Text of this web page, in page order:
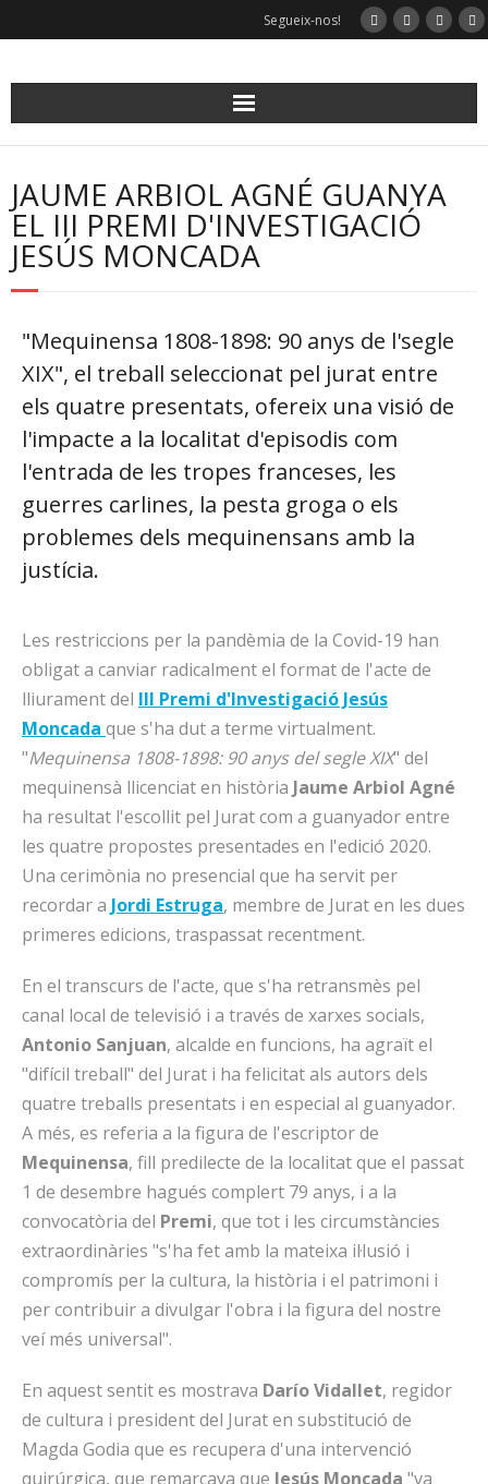
Segueix-nos!
JAUME ARBIOL AGNÉ GUANYA
EL III PREMI D'INVESTIGACIÓ
JESÚS MONCADA
"Mequinensa 1808-1898: 90 anys de l'segle
XIX", el treball seleccionat pel jurat entre
els quatre presentats, ofereix una visió de
l'impacte a la localitat d'episodis com
l'entrada de les tropes franceses, les
guerres carlines, la pesta groga o els
problemes dels mequinensans amb la
justícia.
Les restriccions per la pandèmia de la Covid-19 han
obligat a canviar radicalment el format de l'acte de
lliurament del III Premi d'Investigació Jesús
Moncada que s'ha dut a terme virtualment.
"Mequinensa 1808-1898: 90 anys del segle XIX" del
mequinensà llicenciat en història Jaume Arbiol Agné
ha resultat l'escollit pel Jurat com a guanyador entre
les quatre propostes presentades en l'edició 2020.
Una cerimònia no presencial que ha servit per
recordar a Jordi Estruga, membre de Jurat en les dues
primeres edicions, traspassat recentment.
En el transcurs de l'acte, que s'ha retransmès pel
canal local de televisió i a través de xarxes socials,
Antonio Sanjuan, alcalde en funcions, ha agraït el
"difícil treball" del Jurat i ha felicitat als autors dels
quatre treballs presentats i en especial al guanyador.
A més, es referia a la figura de l'escriptor de
Mequinensa, fill predilecte de la localitat que el passat
1 de desembre hagués complert 79 anys, i a la
convocatòria del Premi, que tot i les circumstàncies
extraordinàries "s'ha fet amb la mateixa il·lusió i
compromís per la cultura, la història i el patrimoni i
per contribuir a divulgar l'obra i la figura del nostre
veí més universal".
En aquest sentit es mostrava Darío Vidallet, regidor
de cultura i president del Jurat en substitució de
Magda Godia que es recupera d'una intervenció
quirúrgica, que remarcava que Jesús Moncada "va